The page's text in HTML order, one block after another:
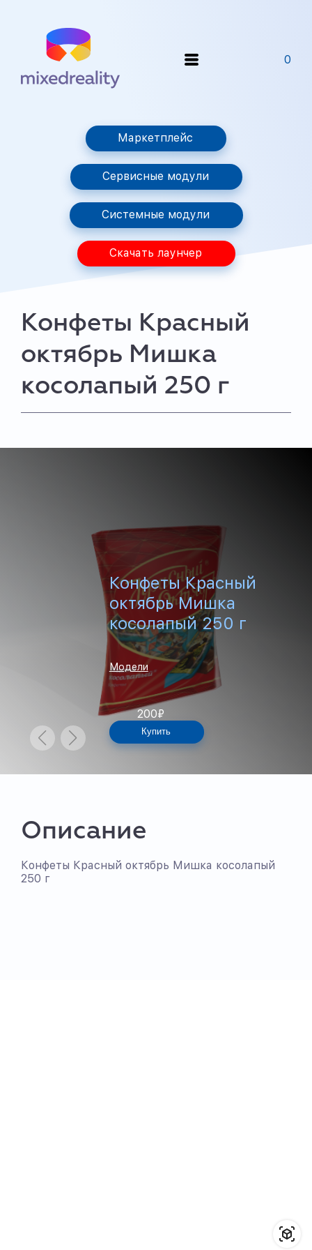
0
Маркетплейс
Сервисные модули
Системные модули
Скачать лаунчер
Конфеты Красный
октябрь Мишка
косолапый 250 г
Конфеты Красный
октябрь Мишка
косолапый 250 г
Модели
200₽
Купить
Описание
Конфеты Красный октябрь Мишка косолапый
250 г